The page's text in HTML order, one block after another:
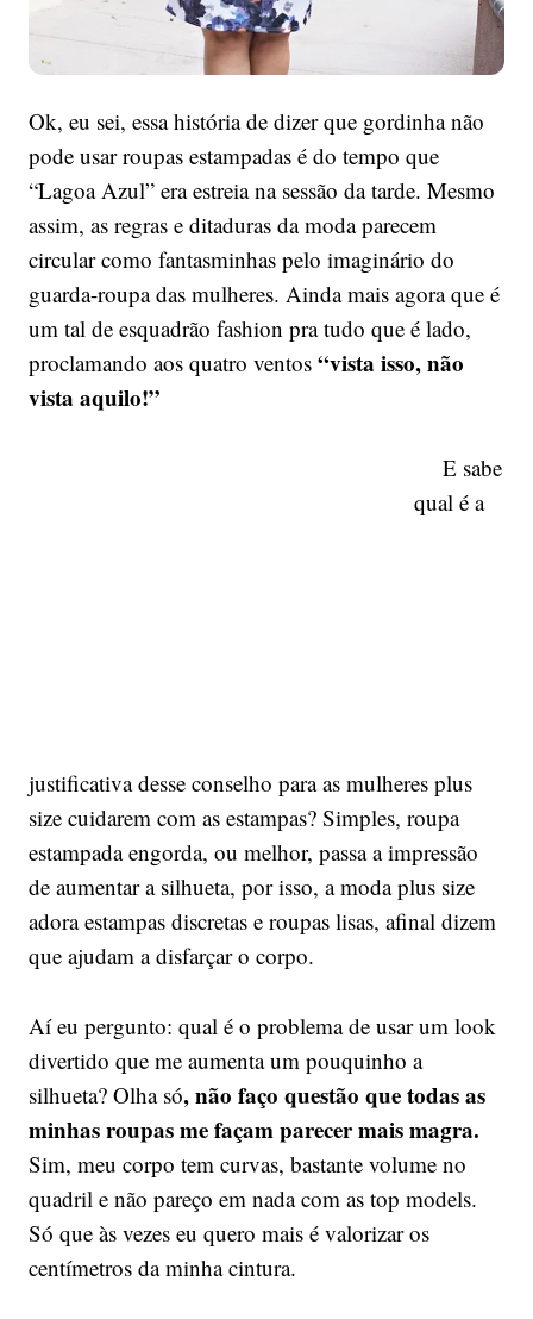
Ok, eu sei, essa história de dizer que gordinha não
pode usar roupas estampadas é do tempo que
“Lagoa Azul” era estreia na sessão da tarde. Mesmo
assim, as regras e ditaduras da moda parecem
circular como fantasminhas pelo imaginário do
guarda-roupa das mulheres. Ainda mais agora que é
um tal de esquadrão fashion pra tudo que é lado,
proclamando aos quatro ventos “vista isso, não
vista aquilo!”
E sabe
qual é a
justificativa desse conselho para as mulheres plus
size cuidarem com as estampas? Simples, roupa
estampada engorda, ou melhor, passa a impressão
de aumentar a silhueta, por isso, a moda plus size
adora estampas discretas e roupas lisas, afinal dizem
que ajudam a disfarçar o corpo.
Aí eu pergunto: qual é o problema de usar um look
divertido que me aumenta um pouquinho a
silhueta? Olha só, não faço questão que todas as
minhas roupas me façam parecer mais magra.
Sim, meu corpo tem curvas, bastante volume no
quadril e não pareço em nada com as top models.
Só que às vezes eu quero mais é valorizar os
centímetros da minha cintura.